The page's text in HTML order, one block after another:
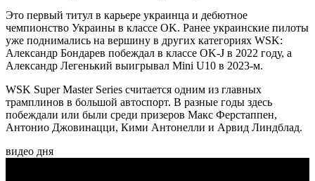
Это первый титул в карьере украинца и дебютное
чемпионство Украины в классе OK. Ранее украинские пилоты
уже поднимались на вершину в других категориях WSK:
Александр Бондарев побеждал в классе OK-J в 2022 году, а
Александр Легенький выигрывал Mini U10 в 2023-м.
WSK Super Master Series считается одним из главных
трамплинов в большой автоспорт. В разные годы здесь
побеждали или были среди призеров Макс Ферстаппен,
Антонио Джовинацци, Кими Антонелли и Арвид Линдблад.
видео дня